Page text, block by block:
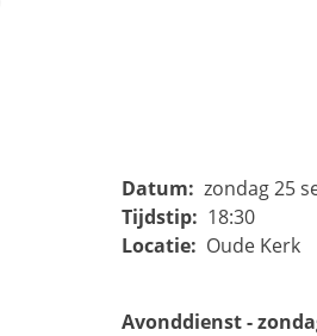
Datum: zondag 25
Tijdstip: 18:30
Locatie: Oude Kerk
Avonddienst -